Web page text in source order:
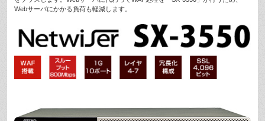
Webサーバにかかる負荷も軽減します。